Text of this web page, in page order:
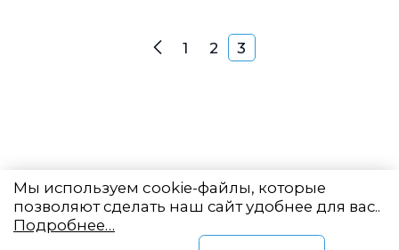
Навигация по
Назад
1 2 3
Мы используем cookie-файлы, которые
позволяют сделать наш сайт удобнее для вас..
Подробнее…